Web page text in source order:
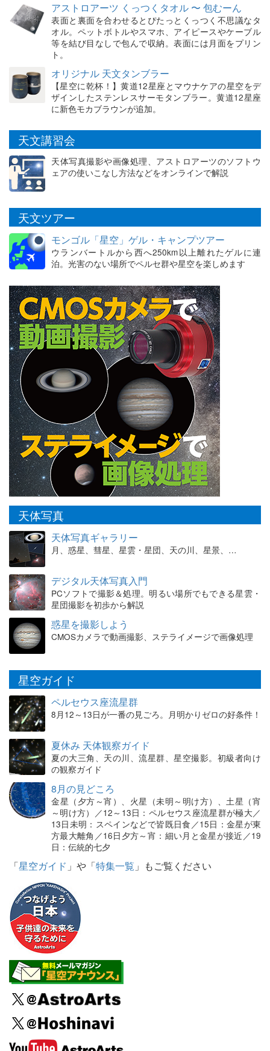
アストロアーツ くっつくタオル 〜 包むーん
表面と裏面を合わせるとぴたっとくっつく不思議なタ
オル。ペットボトルやスマホ、アイピースやケーブル
等を結び目なしで包んで収納。表面には月面をプリン
ト。
オリジナル 天文タンブラー
【星空に乾杯！】黄道12星座とマウナケアの星空をデ
ザインしたステンレスサーモタンブラー。黄道12星座
に新色モカブラウンが追加。
天文講習会
天体写真撮影や画像処理、アストロアーツのソフトウ
ェアの使いこなし方法などをオンラインで解説
天文ツアー
モンゴル「星空」ゲル・キャンプツアー
ウランバートルから西へ250km以上離れたゲルに連
泊。光害のない場所でペルセ群や星空を楽しめます
天体写真
天体写真ギャラリー
月、惑星、彗星、星雲・星団、天の川、星景、…
デジタル天体写真入門
PCソフトで撮影＆処理。明るい場所でもできる星雲・
星団撮影を初歩から解説
惑星を撮影しよう
CMOSカメラで動画撮影、ステライメージで画像処理
星空ガイド
ペルセウス座流星群
8月12～13日が一番の見ごろ。月明かりゼロの好条件！
夏休み 天体観察ガイド
夏の大三角、天の川、流星群、星空撮影。初級者向け
の観察ガイド
8月の見どころ
金星（夕方～宵）、火星（未明～明け方）、土星（宵
～明け方）／12～13日：ペルセウス座流星群が極大／
13日未明：スペインなどで皆既日食／15日：金星が東
方最大離角／16日夕方～宵：細い月と金星が接近／19
日：伝統的七夕
「星空ガイド 」や「特集一覧 」もご覧ください